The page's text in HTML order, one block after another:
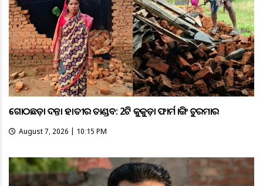
ଗୋଠଛଡ଼ା ଦନ୍ତା ହାତୀର ତାଣ୍ଡବ: 2ଟି କୁକୁଡ଼ା ଫାର୍ମ ଭାଙ୍ଗି ଚୁରମାର
August 7, 2026 | 10:15 PM